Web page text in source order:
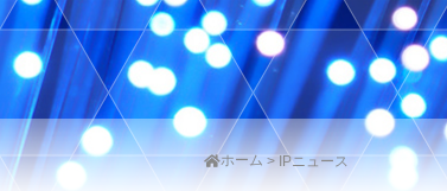
ホーム IPニュース